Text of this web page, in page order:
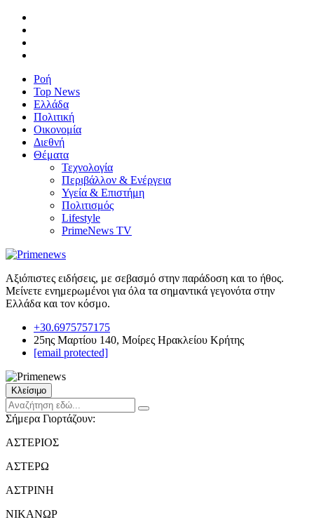
Ροή
Top News
Ελλάδα
Πολιτική
Οικονομία
Διεθνή
Θέματα
Τεχνολογία
Περιβάλλον & Ενέργεια
Υγεία & Επιστήμη
Πολιτισμός
Lifestyle
PrimeNews TV
Αξιόπιστες ειδήσεις, με σεβασμό στην παράδοση και το ήθος.
Μείνετε ενημερωμένοι για όλα τα σημαντικά γεγονότα στην
Ελλάδα και τον κόσμο.
+30.6975757175
25ης Μαρτίου 140, Μοίρες Ηρακλείου Κρήτης
[email protected]
Κλείσιμο
Σήμερα Γιορτάζουν:
ΑΣΤΕΡΙΟΣ
ΑΣΤΕΡΩ
ΑΣΤΡΙΝΗ
ΝΙΚΑΝΩΡ